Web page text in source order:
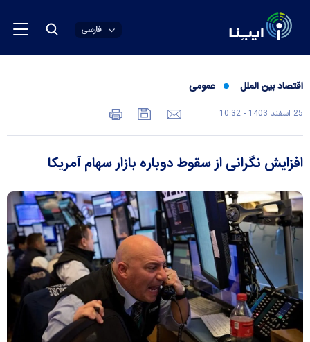
فارسی
اقتصاد بین الملل عمومی
25 اسفند 1403 - 10:32
افزایش نگرانی‌ از سقوط دوباره بازار سهام آمریکا